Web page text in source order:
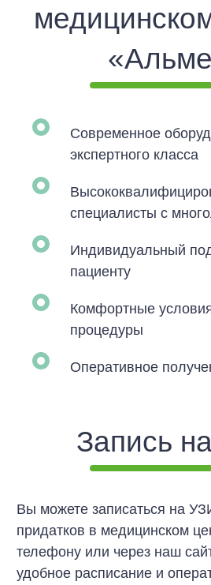
Современное
экспертного класса
специалисты с
Индивидуальный
пациенту
Комфортные
процедуры
Оперативное
Запись
Вы можете записаться на
придатков в медицинском
телефону или через наш
удобное расписание и